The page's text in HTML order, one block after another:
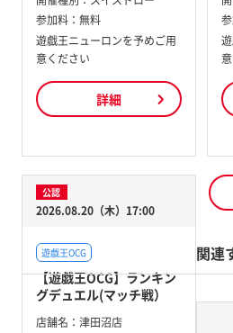
参加料： 無料
遊戯王ニューロンを予めご用
意ください
詳細
公認
2026.08.20（木）17:00
遊戯王OCG
【遊戯王OCG】ランキン
グデュエル(マッチ戦）
店舗名： 津田沼店
関連